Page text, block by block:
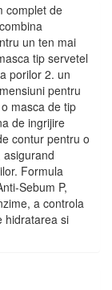
complet de
un ten mai
tip servetel
porilor 2. un
pentru
masca de tip
de ingrijire
contur pentru o
asigurand
Formula
Sebum P,
a controla
hidratarea si